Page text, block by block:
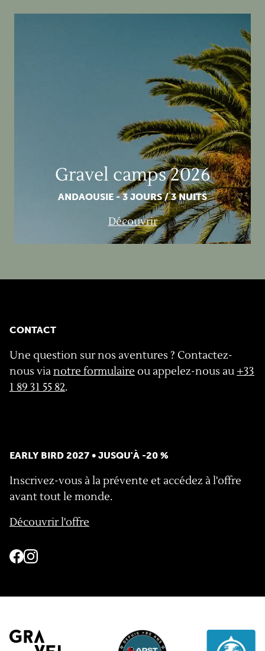
Gravel camps 2026
ANDAOUSIE - 3 JOURS / 3 NUITS
Découvrir
CONTACT
Une question sur nos aventures ? Contactez-
nous vianotre formulaire ou appelez-nous au +33
1 89 31 55 82.
EARLY BIRD 2027 • JUSQU'À -20 %
Inscrivez-vous à la prévente et accédez à l'offre
avant tout le monde.
Découvrir l'offre